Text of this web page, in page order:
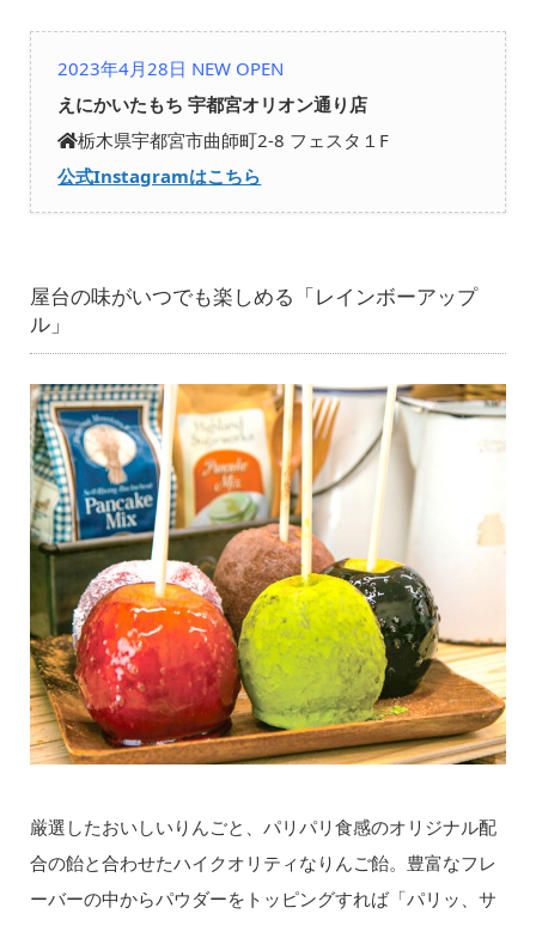
2023年4月28日 NEW OPEN
えにかいたもち 宇都宮オリオン通り店
栃木県宇都宮市曲師町2-8 フェスタ１F
公式Instagramはこちら
屋台の味がいつでも楽しめる「レインボーアップ
ル」
厳選したおいしいりんごと、パリパリ食感のオリジナル配
合の飴と合わせたハイクオリティなりんご飴。豊富なフレ
ーバーの中からパウダーをトッピングすれば「パリッ、サ